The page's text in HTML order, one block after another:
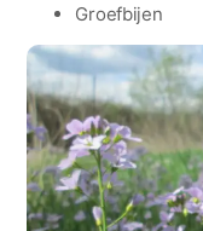
Groefbijen